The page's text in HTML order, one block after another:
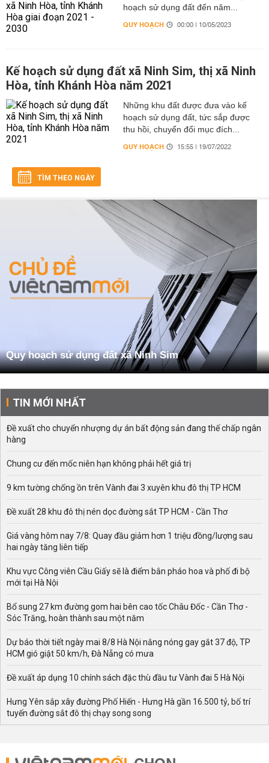
hoạch sử dụng đất đến năm...
QUY HOẠCH 00:00 | 10/05/2023
Kế hoạch sử dụng đất xã Ninh Sim, thị xã Ninh
Hòa, tỉnh Khánh Hòa năm 2021
Những khu đất được đưa vào kế
hoạch sử dụng đất, tức sắp được
thu hồi, chuyển đổi mục đích...
QUY HOẠCH 15:55 | 19/07/2022
TÌM THEO NGÀY
Quy hoạch sử dụng đất xã Ninh Sim
TIN MỚI NHẤT
Đề xuất cho chuyển nhượng dự án bất động sản đang thế chấp ngân
hàng
Chung cư đến mốc niên hạn không phải hết giá trị
9 km tường chống ồn trên Vành đai 3 xuyên khu đô thị TP HCM
Đề xuất 28 khu đô thị nén dọc đường sắt TP HCM - Cần Thơ
Giá vàng hôm nay 7/8: Quay đầu giảm hơn 1 triệu đồng/lượng sau
hai ngày tăng liên tiếp
Khu vực Công viên Cầu Giấy sẽ là điểm bắn pháo hoa và phố đi bộ
mới tại Hà Nội
Bổ sung 27 km đường gom hai bên cao tốc Châu Đốc - Cần Thơ -
Sóc Trăng, hoàn thành sau một năm
Dự báo thời tiết ngày mai 8/8 Hà Nội nắng nóng gay gắt 37 độ, TP
HCM gió giật 50 km/h, Đà Nẵng có mưa
Đề xuất áp dụng 10 chính sách đặc thù đầu tư Vành đai 5 Hà Nội
Hưng Yên sắp xây đường Phố Hiến - Hưng Hà gần 16.500 tỷ, bố trí
tuyến đường sắt đô thị chạy song song